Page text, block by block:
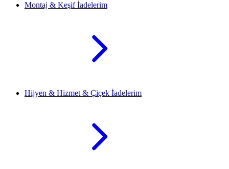
Montaj & Keşif İadelerim
Hijyen & Hizmet & Çiçek İadelerim